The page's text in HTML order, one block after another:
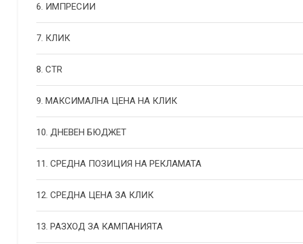
6. ИМПРЕСИИ
7. КЛИК
8. CTR
9. МАКСИМАЛНА ЦЕНА НА КЛИК
10. ДНЕВЕН БЮДЖЕТ
11. СРЕДНА ПОЗИЦИЯ НА РЕКЛАМАТА
12. СРЕДНА ЦЕНА ЗА КЛИК
13. РАЗХОД ЗА КАМПАНИЯТА